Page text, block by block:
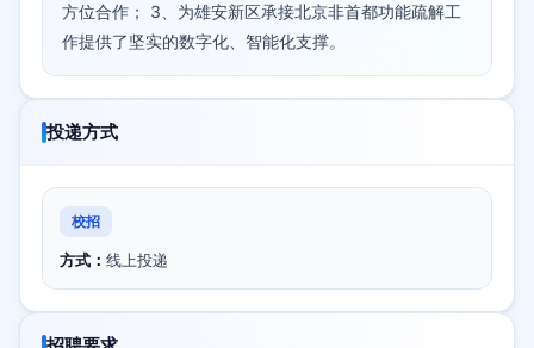
方位合作； 3、为雄安新区承接北京非首都功能疏解工
作提供了坚实的数字化、智能化支撑。
投递方式
校招
方式： 线上投递